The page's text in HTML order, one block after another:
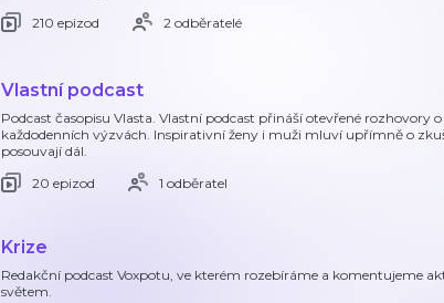
210 epizod
2 odběratelé
Vlastní podcast
Podcast časopisu Vlasta. Vlastní podcast přináší otevřené rozhovory
každodenních výzvách. Inspirativní ženy i muži mluví upřímně o
posouvají dál.
20 epizod
1 odběratel
Krize
Redakční podcast Voxpotu, ve kterém rozebíráme a komentujeme
světem.